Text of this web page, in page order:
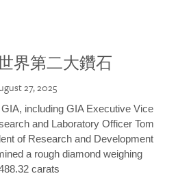
界第二大鑽石
27, 2025
including GIA Executive Vice
and Laboratory Officer Tom
of Research and Development
a rough diamond weighing
carats